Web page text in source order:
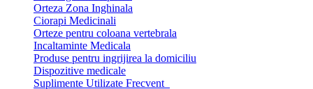
Orteza Zona Inghinala
Ciorapi Medicinali
Orteze pentru coloana vertebrala
Incaltaminte Medicala
Produse pentru ingrijirea la domiciliu
Dispozitive medicale
Suplimente Utilizate Frecvent